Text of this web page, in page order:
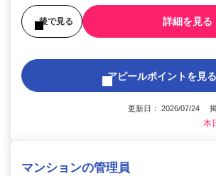
後で見る 詳細を見る
アピールポイントを見る
更新日： 2026/07/24
本
マンションの管理員